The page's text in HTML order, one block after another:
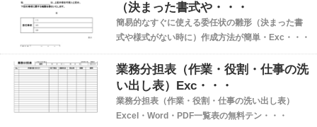
（決まった書式や・・・
簡易的なすぐに使える委任状の雛形（決まった書
式や様式がない時に）作成方法が簡単・Exc・・・
業務分担表（作業・役割・仕事の洗
い出し表）Exc・・・
業務分担表（作業・役割・仕事の洗い出し表）
Excel・Word・PDF一覧表の無料テン・・・